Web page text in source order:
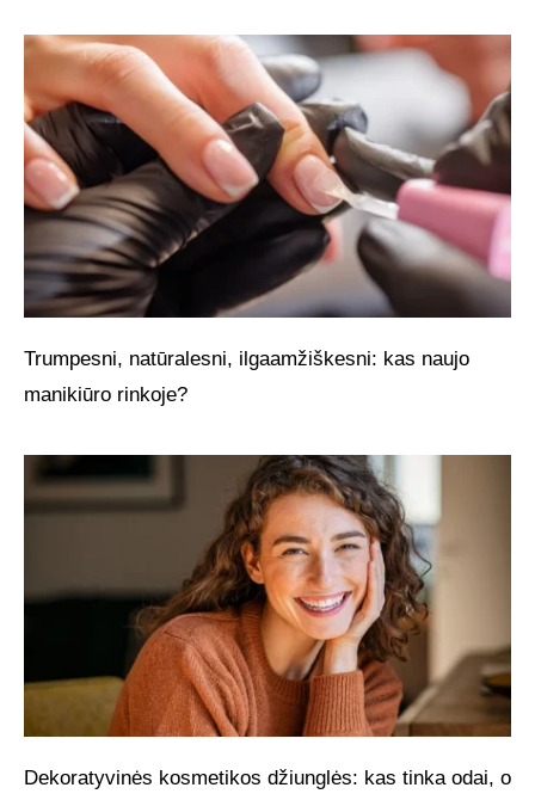
Trumpesni, natūralesni, ilgaamžiškesni: kas naujo
manikiūro rinkoje?
Dekoratyvinės kosmetikos džiunglės: kas tinka odai, o